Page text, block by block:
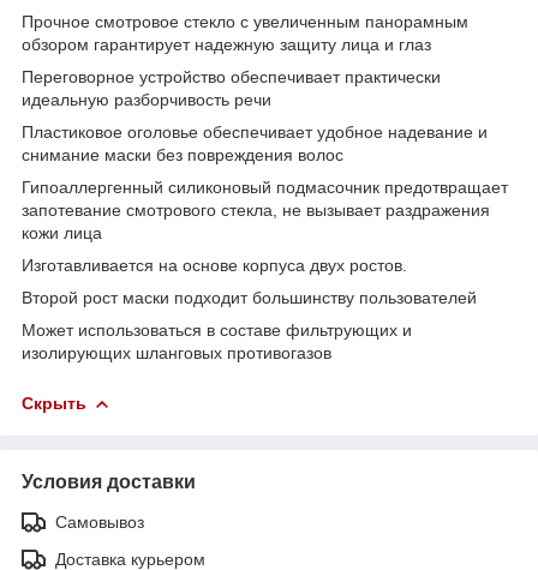
Прочное смотровое стекло с увеличенным панорамным
обзором гарантирует надежную защиту лица и глаз
Переговорное устройство обеспечивает практически
идеальную разборчивость речи
Пластиковое оголовье обеспечивает удобное надевание и
снимание маски без повреждения волос
Гипоаллергенный силиконовый подмасочник предотвращает
запотевание смотрового стекла, не вызывает раздражения
кожи лица
Изготавливается на основе корпуса двух ростов.
Второй рост маски подходит большинству пользователей
Может использоваться в составе фильтрующих и
изолирующих шланговых противогазов
Скрыть
Условия доставки
Самовывоз
Доставка курьером